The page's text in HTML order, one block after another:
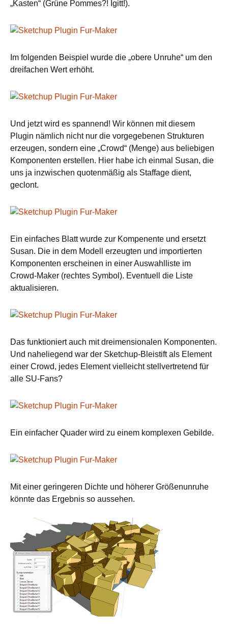
„Kasten“ (Grüne Pommes?! Igitt!).
Im folgenden Beispiel wurde die „obere Unruhe“ um den
dreifachen Wert erhöht.
Und jetzt wird es spannend! Wir können mit diesem
Plugin nämlich nicht nur die vorgegebenen Strukturen
erzeugen, sondern eine „Crowd“ (Menge) aus beliebigen
Komponenten erstellen. Hier habe ich einmal Susan, die
uns ja inzwischen quotenmäßig als Staffage dient,
geclont.
Ein einfaches Blatt wurde zur Kompenente und ersetzt
Susan. Die in dem Modell erzeugten und importierten
Komponenten erscheinen in einer Auswahlliste im
Crowd-Maker (rechtes Symbol). Eventuell die Liste
aktualisieren.
Das funktioniert auch mit dreimensionalen Komponenten.
Und naheliegend war der Sketchup-Bleistift als Element
einer Crowd, jedes Element vielleicht stellvertretend für
alle SU-Fans?
Ein einfacher Quader wird zu einem komplexen Gebilde.
Mit einer geringeren Dichte und höherer Größenunruhe
könnte das Ergebnis so aussehen.